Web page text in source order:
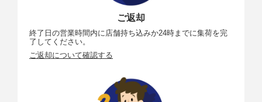
ご返却
終了日の営業時間内に店舗持ち込みか24時までに集荷を完
了してください。
ご返却について確認する